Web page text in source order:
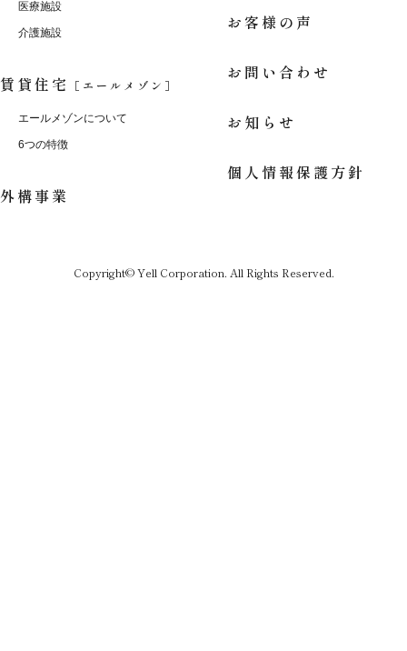
医療施設
介護施設
賃貸住宅 ［エールメゾン］
エールメゾンについて
6つの特徴
外構事業
お客様の声
お問い合わせ
お知らせ
個人情報保護方針
Copyright© Yell Corporation. All Rights Reserved.